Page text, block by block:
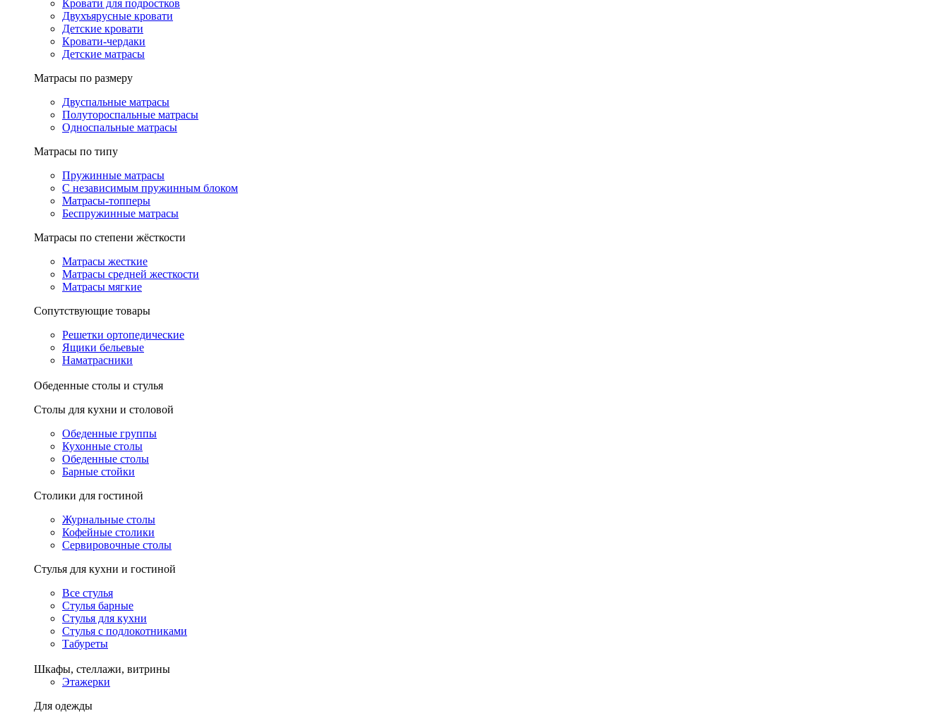
Кровати для подростков
Двухъярусные кровати
Детские кровати
Кровати-чердаки
Детские матрасы
Матрасы по размеру
Двуспальные матрасы
Полутороспальные матрасы
Односпальные матрасы
Матрасы по типу
Пружинные матрасы
С независимым пружинным блоком
Матрасы-топперы
Беспружинные матрасы
Матрасы по степени жёсткости
Матрасы жесткие
Матрасы средней жесткости
Матрасы мягкие
Сопутствующие товары
Решетки ортопедические
Ящики бельевые
Наматрасники
Обеденные столы и стулья
Столы для кухни и столовой
Обеденные группы
Кухонные столы
Обеденные столы
Барные стойки
Столики для гостиной
Журнальные столы
Кофейные столики
Сервировочные столы
Стулья для кухни и гостиной
Все стулья
Стулья барные
Стулья для кухни
Стулья с подлокотниками
Табуреты
Шкафы, стеллажи, витрины
Этажерки
Для одежды